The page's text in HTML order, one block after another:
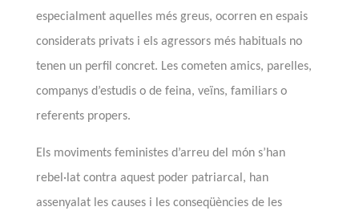
especialment aquelles més greus, ocorren en espais
considerats privats i els agressors més habituals no
tenen un perfil concret. Les cometen amics, parelles,
companys d’estudis o de feina, veïns, familiars o
referents propers.
Els moviments feministes d’arreu del món s’han
rebel·lat contra aquest poder patriarcal, han
assenyalat les causes i les conseqüències de les